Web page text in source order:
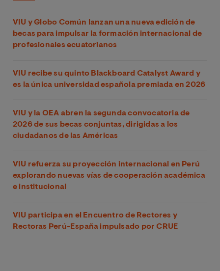
VIU y Globo Común lanzan una nueva edición de
becas para impulsar la formación internacional de
profesionales ecuatorianos
VIU recibe su quinto Blackboard Catalyst Award y
es la única universidad española premiada en 2026
VIU y la OEA abren la segunda convocatoria de
2026 de sus becas conjuntas, dirigidas a los
ciudadanos de las Américas
VIU refuerza su proyección internacional en Perú
explorando nuevas vías de cooperación académica
e institucional
VIU participa en el Encuentro de Rectores y
Rectoras Perú-España impulsado por CRUE